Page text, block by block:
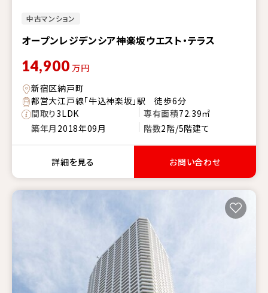
中古マンション
オープンレジデンシア神楽坂ウエスト・テラス
14,900 万円
新宿区納戸町
都営大江戸線「牛込神楽坂」駅 徒歩6分
間取り3LDK 専有面積72.39㎡
築年月 2018年09月 階数2階/5階建て
詳細を見る お問い合わせ